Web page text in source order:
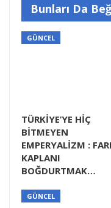
Bunları Da
GÜNCEL
TÜRKİYE’YE HİÇ
BİTMEYEN
EMPERYALİZM :
KAPLANI
BOĞDURTMAK…
GÜNCEL